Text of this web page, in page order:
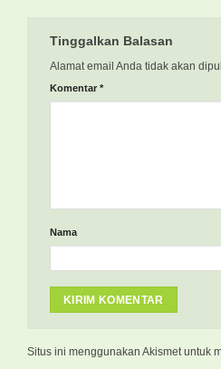
Tinggalkan Balasan
Alamat email Anda tidak akan
Komentar *
Nama
Situs ini menggunakan Akismet untuk